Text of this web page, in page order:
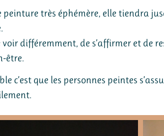
peinture très éphémère, elle tiendra
différemment, de s’affirmer et de
être.
c’est que les personnes peintes